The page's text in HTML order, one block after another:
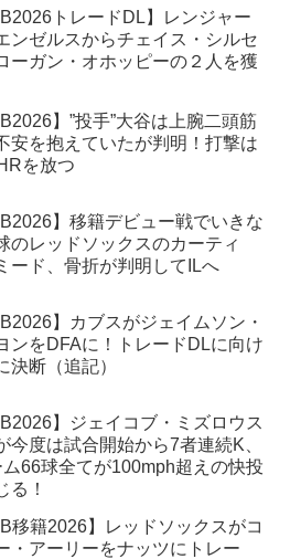
トレードDL】レンジャー
ンゼルスからチェイス・シルセ
ーガン・オホッピーの２人を獲
】”投手”大谷は上腕二頭筋
安を抱えていたが判明！打撃は
を放つ
】移籍デビュー戦でいきな
のレッドソックスのカーティ
ード、骨折が判明してILへ
】カブスがジェイムソン・
ンをDFAに！トレードDLに向け
決断（追記）
】ジェイコブ・ミズロウス
今度は試合開始から7者連続K、
66球全てが100mph超えの快投
る！
移籍2026】レッドソックスがコ
・アーリーをナッツにトレー